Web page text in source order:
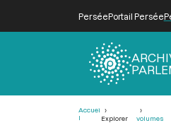
PerséePortail Persée
Accuei
l
Explorer
volumes